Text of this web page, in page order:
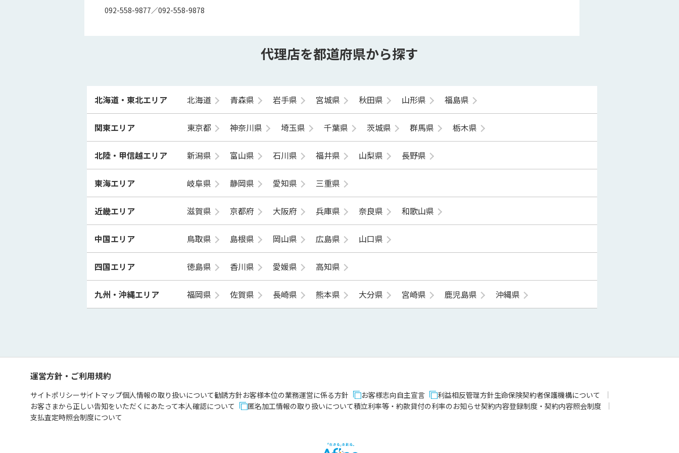
092-558-9877／092-558-9878
代理店を都道府県から探す
北海道・東北エリア 北海道 青森県 岩手県 宮城県 秋田県 山形県 福島県
関東エリア 東京都 神奈川県 埼玉県 千葉県 茨城県 群馬県 栃木県
北陸・甲信越エリア 新潟県 富山県 石川県 福井県 山梨県 長野県
東海エリア 岐阜県 静岡県 愛知県 三重県
近畿エリア 滋賀県 京都府 大阪府 兵庫県 奈良県 和歌山県
中国エリア 鳥取県 島根県 岡山県 広島県 山口県
四国エリア 徳島県 香川県 愛媛県 高知県
九州・沖縄エリア 福岡県 佐賀県 長崎県 熊本県 大分県 宮崎県 鹿児島県 沖縄県
運営方針・ご利用規約
サイトポリシーサイトマップ個人情報の取り扱いについて勧誘方針お客様本位の業務運営に係る方針 お客様志向自主宣言 利益相反管理方針生命保険契約者保護機構について
お客さまから正しい告知をいただくにあたって本人確認について 匿名加工情報の取り扱いについて積立利率等・約款貸付の利率のお知らせ契約内容登録制度・契約内容照会制度
支払査定時照会制度について